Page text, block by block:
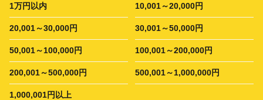
1万円以内 10,001～20,000円
20,001～30,000円 30,001～50,000円
50,001～100,000円 100,001～200,000円
200,001～500,000円 500,001～1,000,000円
1,000,001円以上